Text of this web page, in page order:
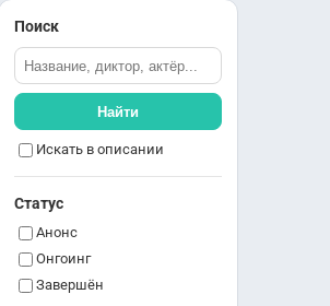
Поиск
Найти
Искать в описании
Статус
Анонс
Онгоинг
Завершён